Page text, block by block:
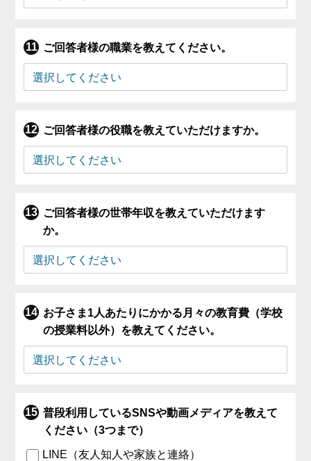
ご回答者様の職業を教えてください。
ご回答者様の役職を教えていただけますか。
ご回答者様の世帯年収を教えていただけます
か。
お子さま1人あたりにかかる月々の教育費（学校
の授業料以外）を教えてください。
普段利用しているSNSや動画メディアを教えて
ください（3つまで）
LINE（友人知人や家族と連絡）